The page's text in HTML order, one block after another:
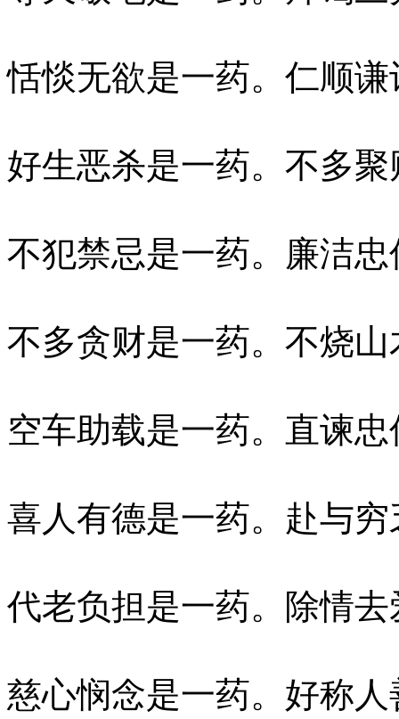
恬惔无欲是一药。仁顺
好生恶杀是一药。不多
不犯禁忌是一药。廉洁
不多贪财是一药。不烧
空车助载是一药。直谏
喜人有德是一药。赴与
代老负担是一药。除情
慈心悯念是一药。好称